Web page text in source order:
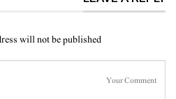
will not be published.